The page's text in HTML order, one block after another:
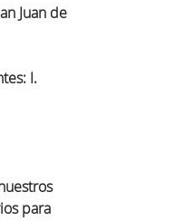
Juan de
I.
para